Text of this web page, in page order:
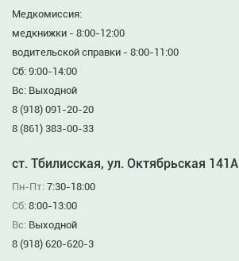
Медкомиссия:
медкнижки - 8:00-12:00
водительской справки - 8:00-11:00
Сб: 9:00-14:00
Вс: Выходной
8 (918) 091-20-20
8 (861) 383-00-33
ст. Тбилисская, ул. Октябрьская 141А
Пн-Пт: 7:30-18:00
Сб: 8:00-13:00
Вс: Выходной
8 (918) 620-620-3